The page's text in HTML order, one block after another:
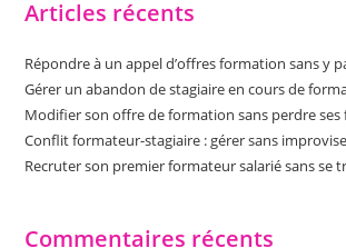
Articles récents
Répondre à un appel d’offres formation sans y
Gérer un abandon de stagiaire en cours de
Modifier son offre de formation sans perdre
Conflit formateur-stagiaire : gérer sans
Recruter son premier formateur salarié sans se
Commentaires récents